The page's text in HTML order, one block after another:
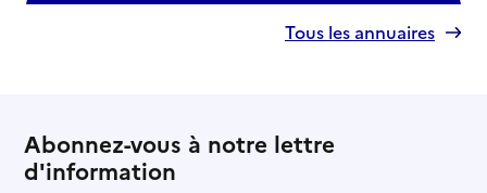
Tous les annuaires
Abonnez-vous à notre lettre
d'information